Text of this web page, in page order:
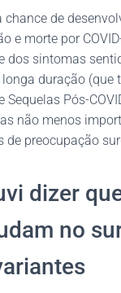
chance de
e morte por
dos sintomas
longa duração
Sequelas Pós-
não menos
de preocupação
dizer
no